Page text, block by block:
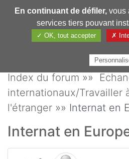
Pharmechange
Index du forum »»
internationaux/Travailler
l'étranger »» Internat en
Internat en
En continuant de défiler,vous
services tiers pouvant
✓ OK, tout accepter ✗